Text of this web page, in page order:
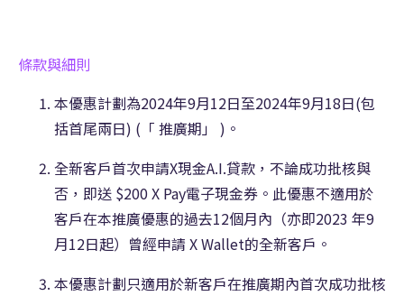
條款與細則
本優惠計劃為2024年9月12日至2024年9月18日(包
括首尾兩日) (「 推廣期」 )。
全新客戶首次申請X現金A.I.貸款，不論成功批核與
否，即送 $200 X Pay電子現金券。此優惠不適用於
客戶在本推廣優惠的過去12個月內（亦即2023 年9
月12日起）曾經申請 X Wallet的全新客戶。
本優惠計劃只適用於新客戶在推廣期內首次成功批核